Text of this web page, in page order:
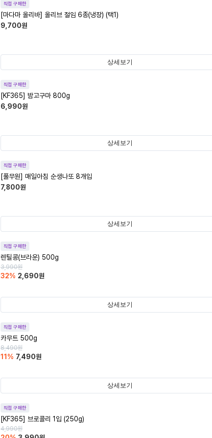
직접 구매한
[마다마 올리바] 올리브 절임 6종(냉장) (택1)
9,700원
상세보기
직접 구매한
[KF365] 밤고구마 800g
6,990원
상세보기
직접 구매한
[풀무원] 매일아침 순생나또 8개입
7,800원
상세보기
직접 구매한
렌틸콩(브라운) 500g
3,990원
32% 2,690원
상세보기
직접 구매한
카무트 500g
8,490원
11 % 7,490원
상세보기
직접 구매한
[KF365] 브로콜리 1입 (250g)
4,990원